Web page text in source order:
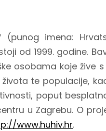
(punog imena:
od 1999. godine.
osobama koje žive
te populacije,
poput
u Zagrebu. O
www.huhiv.hr.